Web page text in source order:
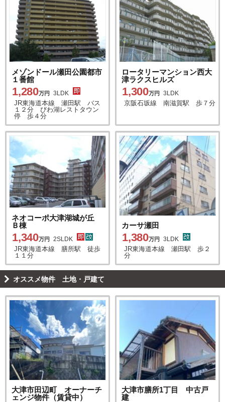
メゾンドール瀬田公園都市
１番館
1,280万円 3LDK
JR東海道本線 瀬田駅 バス
１２分 びわ湖レストタウン
停 歩４分
ロータリーマンション西大
津ラクスヒルズ
1,300万円 3LDK
京阪石坂線 南滋賀駅 歩７分
ネオコーポ大津湖城が丘
Ｂ棟
1,340万円 2SLDK
JR東海道本線 膳所駅 徒歩
１１分
カーサ瀬田
1,380万円 3LDK
JR東海道本線 瀬田駅 歩２
分
オススメ物件 土地・戸建て
大津市田辺町 オーナーチ
ェンジ物件（賃貸中）
大津市膳所1丁目 中古戸
建